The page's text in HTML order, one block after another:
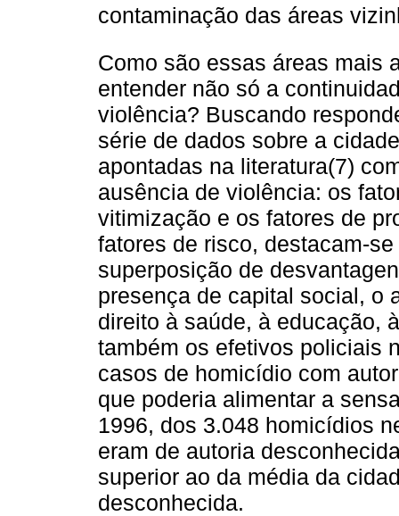
contaminação das áreas
Como são essas áreas mais
entender não só a
violência? Buscando
série de dados sobre a
apontadas na literatura(7)
ausência de violência: os
vitimização e os fatores de
fatores de risco, destacam-
superposição de
presença de capital social, o
direito à saúde, à educação,
também os efetivos policiais
casos de homicídio com
que poderia alimentar a
1996, dos 3.048 homicídios
eram de autoria
superior ao da média da
desconhecida.